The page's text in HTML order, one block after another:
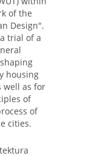
of the
Design".
trial of a
housing
well as for
of
of
cities.